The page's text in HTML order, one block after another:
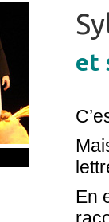
et
En